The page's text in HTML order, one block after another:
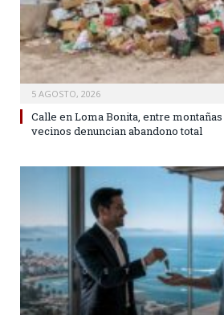
5 AGOSTO, 2026
Calle en Loma Bonita, entre
vecinos denuncian abandono total